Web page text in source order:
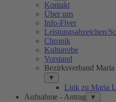
Kontakt
Über uns
Info-Flyer
Leistungsabzeichen/
Chronik
Kulturerbe
Vorstand
Bezirksverband
▼
Link zu Maria
Aufnahme - Antrag
▼